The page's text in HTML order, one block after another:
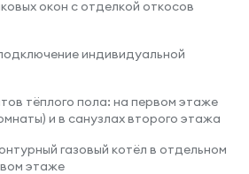
окон с отделкой откосов
индивидуальной
тёплого пола: на первом этаже
и в санузлах второго этажа
газовый котёл в отдельном
этаже